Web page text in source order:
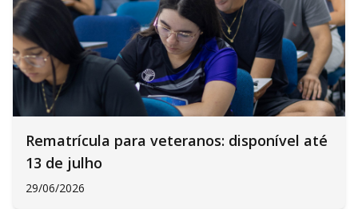
Rematrícula para veteranos: disponível até
13 de julho
29/06/2026